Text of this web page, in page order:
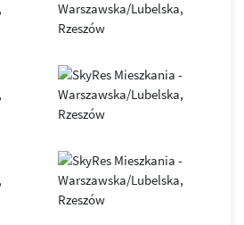
Rzeszowa i siedziba
firm. Obiekt oferuje
przeszklenia, indywidualnie
klimatyzacji i wentylacji, 7
oraz inteligentny system BMS.
światłowodowa gwarantuje
zgodnie z zasadami
, co potwierdza